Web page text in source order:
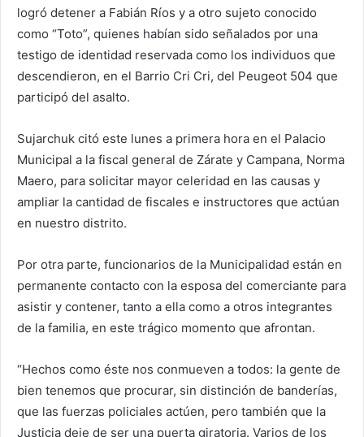
logró detener a Fabián Ríos y a otro sujeto conocido
como “Toto”, quienes habían sido señalados por una
testigo de identidad reservada como los individuos que
descendieron, en el Barrio Cri Cri, del Peugeot 504 que
participó del asalto.
Sujarchuk citó este lunes a primera hora en el Palacio
Municipal a la fiscal general de Zárate y Campana, Norma
Maero, para solicitar mayor celeridad en las causas y
ampliar la cantidad de fiscales e instructores que actúan
en nuestro distrito.
Por otra parte, funcionarios de la Municipalidad están en
permanente contacto con la esposa del comerciante para
asistir y contener, tanto a ella como a otros integrantes
de la familia, en este trágico momento que afrontan.
“Hechos como éste nos conmueven a todos: la gente de
bien tenemos que procurar, sin distinción de banderías,
que las fuerzas policiales actúen, pero también que la
Justicia deje de ser una puerta giratoria. Varios de los